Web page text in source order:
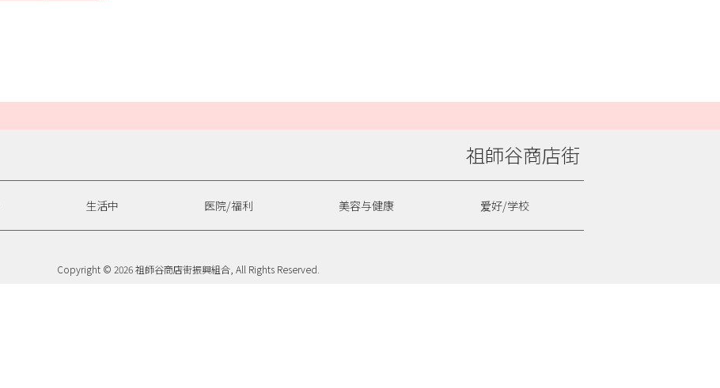
祖師谷商店街
生活中 医院/福利 美容与健康 爱好/学校
Copyright © 2026 祖師谷商店街振興組合, All Rights Reserved.